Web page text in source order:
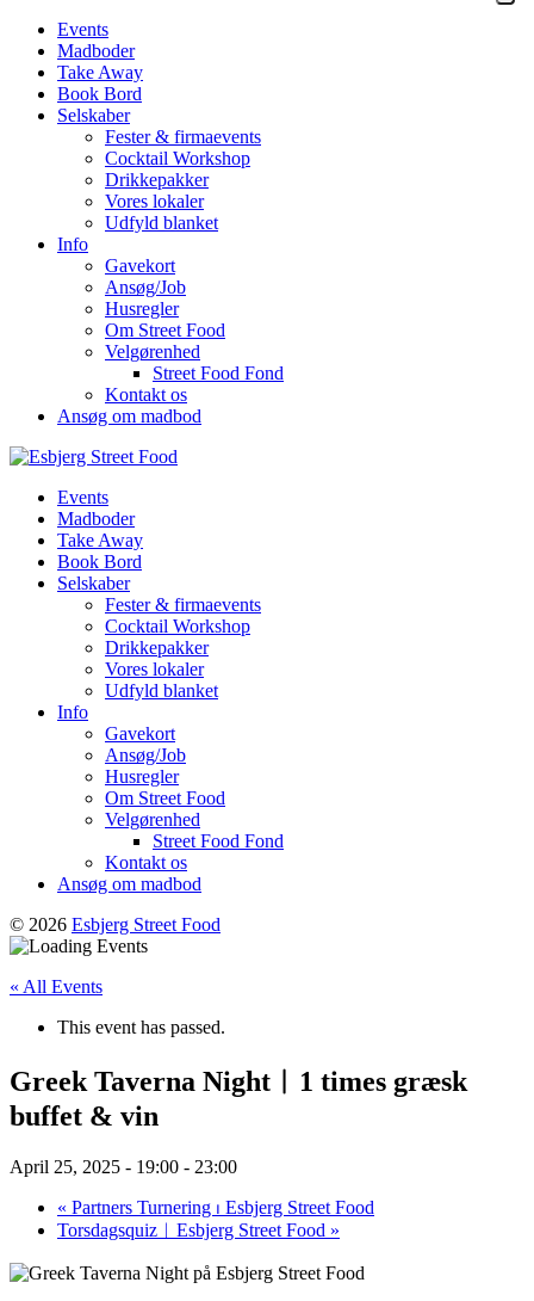
Events
Madboder
Take Away
Book Bord
Selskaber
Fester & firmaevents
Cocktail Workshop
Drikkepakker
Vores lokaler
Udfyld blanket
Info
Gavekort
Ansøg/Job
Husregler
Om Street Food
Velgørenhed
Street Food Fond
Kontakt os
Ansøg om madbod
Events
Madboder
Take Away
Book Bord
Selskaber
Fester & firmaevents
Cocktail Workshop
Drikkepakker
Vores lokaler
Udfyld blanket
Info
Gavekort
Ansøg/Job
Husregler
Om Street Food
Velgørenhed
Street Food Fond
Kontakt os
Ansøg om madbod
© 2026 Esbjerg Street Food
« All Events
This event has passed.
Greek Taverna Night︱1 times græsk
buffet & vin
April 25, 2025 - 19:00 - 23:00
« Partners Turnering ⏐ Esbjerg Street Food
Torsdagsquiz︱Esbjerg Street Food »